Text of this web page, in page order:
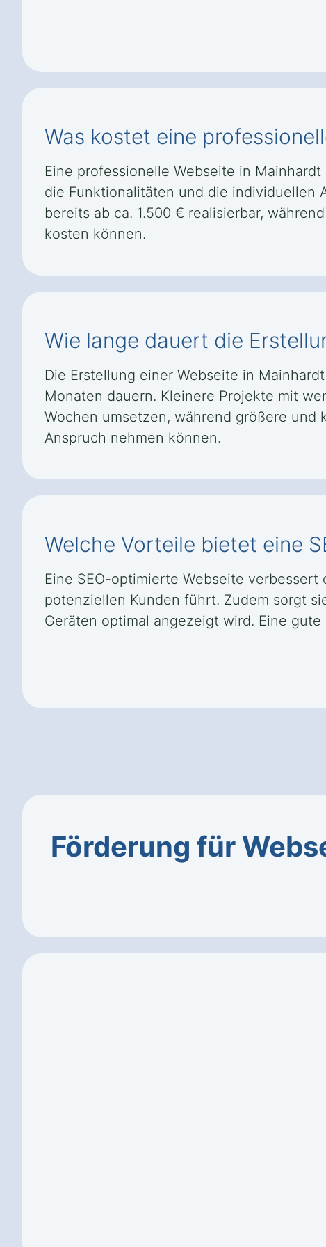
Was kostet eine
Eine professionelle Webseite in
die Funktionalitäten und die individuellen
bereits ab ca. 1.500 € realisierbar,
kosten können.
Wie lange dauert die
Die Erstellung einer Webseite in
Monaten dauern. Kleinere Projekte mit
Wochen umsetzen, während größere
Anspruch nehmen können.
Welche Vorteile bietet eine
Eine SEO-optimierte Webseite
potenziellen Kunden führt. Zudem sorgt
Geräten optimal angezeigt wird. Eine
Förderung für